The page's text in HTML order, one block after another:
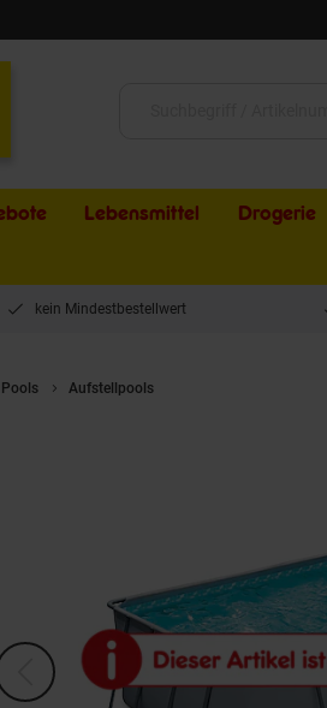
Lebensmittel Drogerie
kein Mindestbestellwert
Pools Aufstellpools